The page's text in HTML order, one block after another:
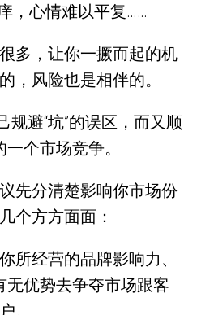
，心情难以平复……
多，让你一撅而起的机
，风险也是相伴的。
规避“坑”的误区，而又顺
个市场竞争。
先分清楚影响你市场份
个方方面面：
所经营的品牌影响力、
无优势去争夺市场跟客
户。